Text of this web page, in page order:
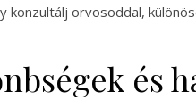
orvosoddal,
és